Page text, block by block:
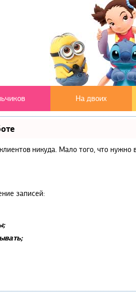
На двоих
никуда. Мало того, что
записей: